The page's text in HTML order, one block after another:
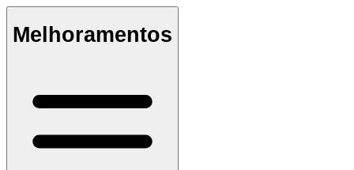
Melhoramentos